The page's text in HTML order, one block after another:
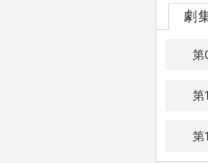
劇
第
第
第